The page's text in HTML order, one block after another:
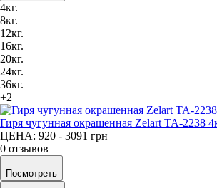
4кг.
8кг.
12кг.
16кг.
20кг.
24кг.
36кг.
+2
Гиря чугунная окрашенная Zelart TA-2238
ЦЕНА: 920 - 3091 грн
0 отзывов
Посмотреть